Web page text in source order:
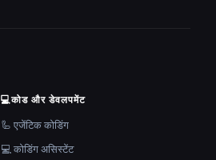
💻कोड और डेवलपमेंट
🦾 एजेंटिक कोडिंग
💻 कोडिंग असिस्टेंट